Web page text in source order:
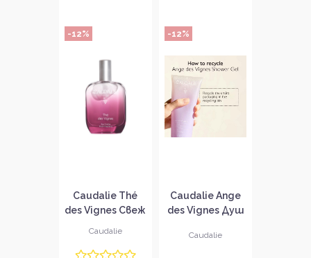
-12%
Caudalie Thé
des Vignes Свеж
Caudalie
-12%
Caudalie Ange
des Vignes Душ
Caudalie